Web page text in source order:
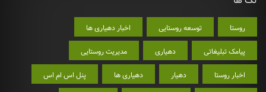
روستا توسعه روستایی اخبار دهیاری ها
پیامک تبلیغاتی دهیاری مدیریت روستایی
اخبار روستا دهیار دهیاری ها پنل اس ام اس